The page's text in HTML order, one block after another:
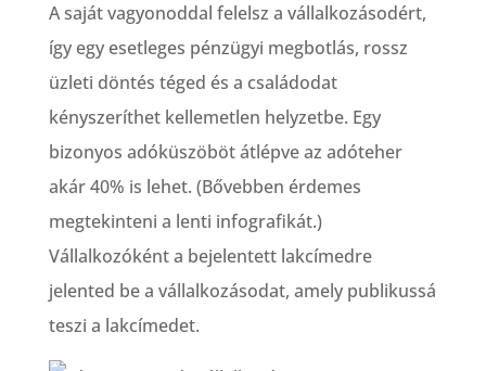
A saját vagyonoddal felelsz a vállalkozásodért,
így egy esetleges pénzügyi megbotlás, rossz
üzleti döntés téged és a családodat
kényszeríthet kellemetlen helyzetbe. Egy
bizonyos adóküszöböt átlépve az adóteher
akár 40% is lehet. (Bővebben érdemes
megtekinteni a lenti infografikát.)
Vállalkozóként a bejelentett lakcímedre
jelented be a vállalkozásodat, amely publikussá
teszi a lakcímedet.